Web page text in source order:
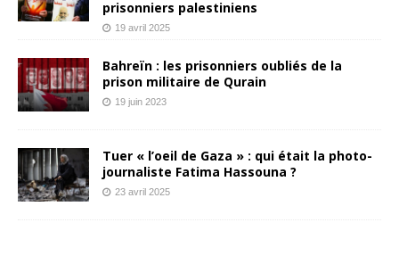
prisonniers palestiniens
19 avril 2025
Bahreïn : les prisonniers oubliés de la
prison militaire de Qurain
19 juin 2023
Tuer « l’oeil de Gaza » : qui était la photo-
journaliste Fatima Hassouna ?
23 avril 2025